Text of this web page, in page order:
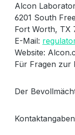
Alcon
6201 South
Fort Worth, TX
E-Mail:
Website:
Für Fragen zur
Der